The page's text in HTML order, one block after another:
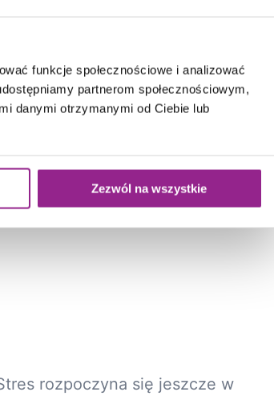
funkcje społecznościowe i analizować
partnerom społecznościowym,
danymi otrzymanymi od Ciebie lub
Zezwól na wszystkie
rozpoczyna się jeszcze w